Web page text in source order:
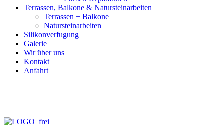
Terrassen, Balkone & Natursteinarbeiten
Terrassen + Balkone
Natursteinarbeiten
Silikonverfugung
Galerie
Wir über uns
Kontakt
Anfahrt